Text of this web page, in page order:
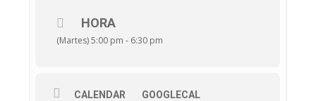
HORA
(Martes) 5:00 pm - 6:30 pm
CALENDAR GOOGLECAL